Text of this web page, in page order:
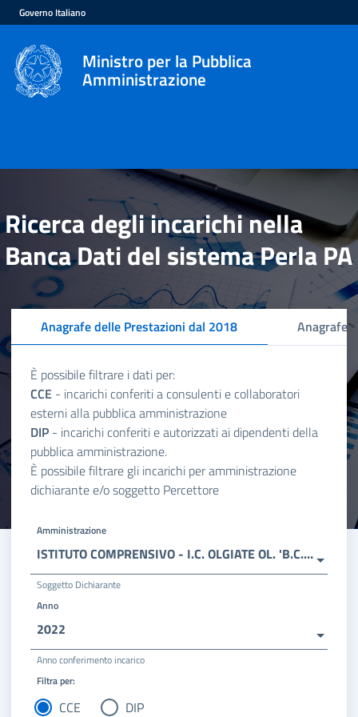
Governo Italiano
Ministro per la Pubblica
Amministrazione
Ricerca degli incarichi nella
Banca Dati del sistema Perla PA
Anagrafe delle Prestazioni dal 2018 Anagrafe
È possibile filtrare i dati per:
CCE - incarichi conferiti a consulenti e collaboratori
esterni alla pubblica amministrazione
DIP - incarichi conferiti e autorizzati ai dipendenti della
pubblica amministrazione.
È possibile filtrare gli incarichi per amministrazione
dichiarante e/o soggetto Percettore
Amministrazione
ISTITUTO COMPRENSIVO - I.C. OLGIATE OL. 'B.C. FERRINI'
Soggetto Dichiarante
Anno
2022
Anno conferimento incarico
Filtra per:
CCE DIP